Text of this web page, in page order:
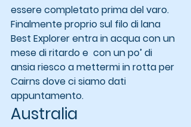
essere completato prima del varo.
Finalmente proprio sul filo di lana
Best Explorer entra in acqua con un
mese di ritardo e  con un po’ di
ansia riesco a mettermi in rotta per
Cairns dove ci siamo dati
appuntamento.
Australia